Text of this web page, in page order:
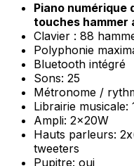
Piano numérique
touches hammer
Clavier : 88
Polyphonie
Bluetooth intégré
Sons: 25
Métronome /
Librairie musicale:
Ampli: 2x20W
Hauts parleurs:
tweeters
Pupitre: oui